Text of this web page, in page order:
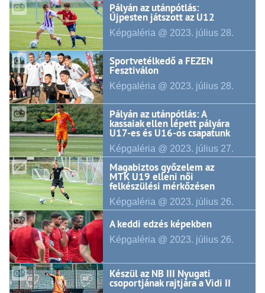
Pályán az utánpótlás:
Újpesten játszott az U12
Képgaléria @ 2023. július 28.
Sportvetélkedő a FEZEN
Fesztiválon
Képgaléria @ 2023. július 28.
Pályán az utánpótlás: A
kassaiak ellen lépett pályára
U17-es és U16-os csapatunk
Képgaléria @ 2023. július 27.
Magabiztos győzelem az
MTK U19 elleni női
felkészülési mérkőzésen
Képgaléria @ 2023. július 26.
A keddi edzés képekben
Képgaléria @ 2023. július 26.
Készül az NB III Nyugati
csoportjának rajtjára a Vidi II